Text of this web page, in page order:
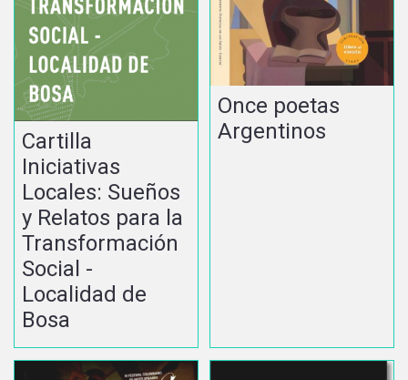
Cartilla
Iniciativas
Locales: Sueños
y Relatos para la
Transformación
Social -
Localidad de
Bosa
Once poetas
Argentinos